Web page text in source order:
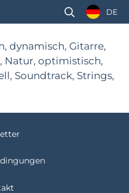
DE
dynamisch, Gitarre,
Natur, optimistisch,
Soundtrack, Strings,